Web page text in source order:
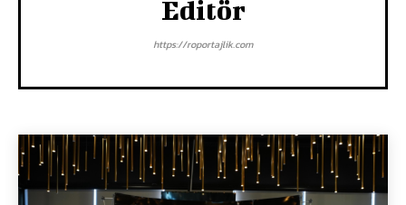
Editör
https://roportajlik.com